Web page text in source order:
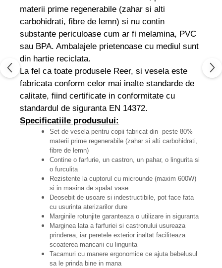
materii prime regenerabile (zahar si alti
carbohidrati, fibre de lemn) si nu contin
substante periculoase cum ar fi melamina, PVC
sau BPA. Ambalajele prietenoase cu mediul sunt
din hartie reciclata.
La fel ca toate produsele Reer, si vesela este
fabricata conform celor mai inalte standarde de
calitate, fiind certificate in conformitate cu
standardul de siguranta EN 14372.
Specificatiile produsului:
Set de vesela pentru copii fabricat din peste 80%
materii prime regenerabile (zahar si alti carbohidrati,
fibre de lemn)
Contine o farfurie, un castron, un pahar, o lingurita si
o furculita
Rezistente la cuptorul cu microunde (maxim 600W)
si in masina de spalat vase
Deosebit de usoare si indestructibile, pot face fata
cu usurinta aterizarilor dure
Marginile rotunjite garanteaza o utilizare in siguranta
Marginea lata a farfuriei si castronului usureaza
prinderea, iar peretele exterior inaltat faciliteaza
scoaterea mancarii cu lingurita
Tacamuri cu manere ergonomice ce ajuta bebelusul
sa le prinda bine in mana